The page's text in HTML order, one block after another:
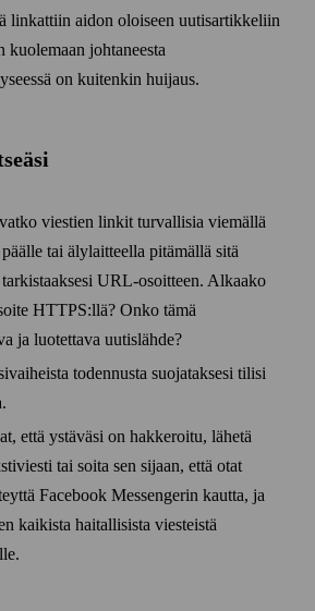
linkattiin aidon oloiseen uutis­artikkeliin
kuolemaan johtaneesta
on kuitenkin huijaus.
viestien linkit turvallisia viemällä
tai äly­laitteella pitämällä sitä
URL-osoitteen. Alkaako
HTTPS:llä? Onko tämä
ja luotettava uutis­lähde?
todennusta suojataksesi tilisi
että ystäväsi on hakkeroitu, lähetä
tai soita sen sijaan, että otat
Facebook Messengerin kautta, ja
kaikista haitallisista viesteistä